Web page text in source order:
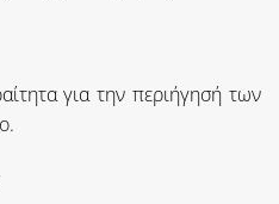
για την περιήγησή των